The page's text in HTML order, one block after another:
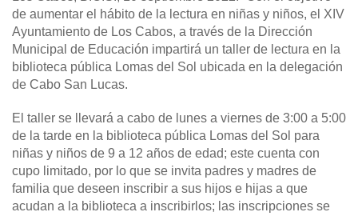
de aumentar el hábito de la lectura en niñas y niños, el XIV
Ayuntamiento de Los Cabos, a través de la Dirección
Municipal de Educación impartirá un taller de lectura en la
biblioteca pública Lomas del Sol ubicada en la delegación
de Cabo San Lucas.
El taller se llevará a cabo de lunes a viernes de 3:00 a 5:00
de la tarde en la biblioteca pública Lomas del Sol para
niñas y niños de 9 a 12 años de edad; este cuenta con
cupo limitado, por lo que se invita padres y madres de
familia que deseen inscribir a sus hijos e hijas a que
acudan a la biblioteca a inscribirlos; las inscripciones se